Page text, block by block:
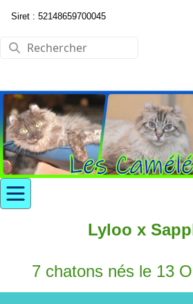
Siret : 52148659700045
Lyloo x
7 chatons nés le 13